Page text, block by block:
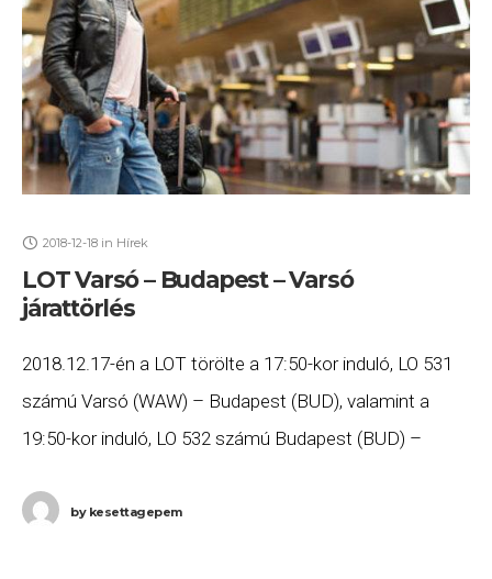
2018-12-18 in Hírek
LOT Varsó – Budapest – Varsó
járattörlés
2018.12.17-én a LOT törölte a 17:50-kor induló, LO 531
számú Varsó (WAW) – Budapest (BUD), valamint a
19:50-kor induló, LO 532 számú Budapest (BUD) –
bykesettagepem